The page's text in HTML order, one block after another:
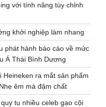
với tính năng tùy chỉnh
khởi nghiệp làm nhang
phát hành báo cáo về mức
Á Thái Bình Dương
ra mắt sản phẩm
êm mà đậm chất
tụ nhiều celeb gạo cội